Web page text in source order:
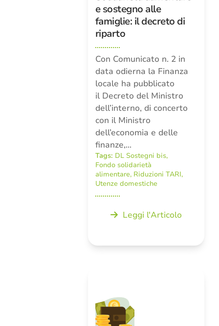
e sostegno alle
famiglie: il decreto di
riparto
Con Comunicato n. 2 in
data odierna la Finanza
locale ha pubblicato
il Decreto del Ministro
dell’interno, di concerto
con il Ministro
dell’economia e delle
finanze,…
Tags: DL Sostegni bis,
Fondo solidarietà
alimentare, Riduzioni TARI,
Utenze domestiche
Leggi l'Articolo